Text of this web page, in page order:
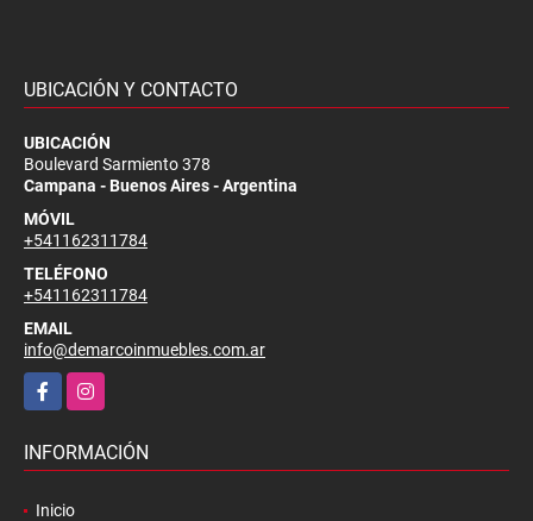
UBICACIÓN Y CONTACTO
UBICACIÓN
Boulevard Sarmiento 378
Campana - Buenos Aires - Argentina
MÓVIL
+541162311784
TELÉFONO
+541162311784
EMAIL
info@demarcoinmuebles.com.ar
FacebookInstagram
INFORMACIÓN
Inicio